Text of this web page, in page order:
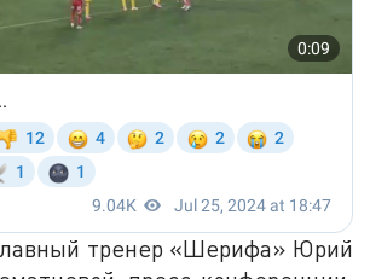
тренер «Шерифа» Юрий